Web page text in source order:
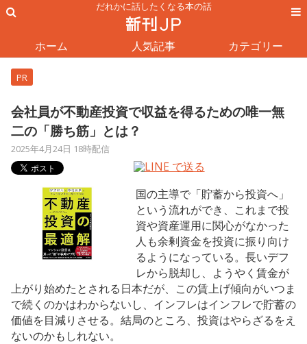
だれかに話したくなる本の話
ホーム 人気記事 カテゴリー
PR
会社員が不動産投資で収益を得るための唯一無
二の「勝ち筋」とは？
2025年4月24日 18時配信
国の主導で「貯蓄から投資へ」
という流れができ、これまで投
資や資産運用に関心がなかった
人も余剰資金を投資に振り向け
るようになっている。長いデフ
レから脱却し、ようやく賃金が
上がり始めたとされる日本だが、この賃上げ傾向がいつま
で続くのかはわからないし、インフレはインフレで貯蓄の
価値を目減りさせる。結局のところ、投資はやらざるをえ
ないのかもしれない。